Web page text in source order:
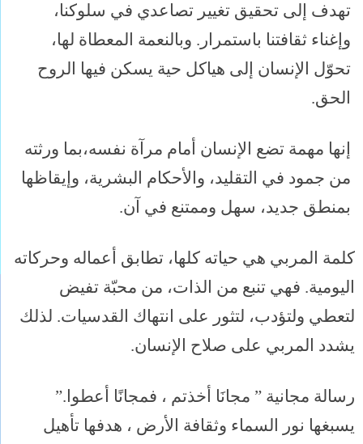
تهدف إلى تحقيق تغيير تصاعدي في سلوكنا،
وإغناء ثقافتنا باستمرار. وبالنعمة المعطاة لها،
تحوّل الإنسان إلى هياكل حية يسكن فيها الروح
الحق.
إنها مهمة تضع الإنسان أمام مرآة نفسه،بما ورثته
من جمود في التقليد، والأحكام البشرية، وإيقاظها
بمنطق جديد، سهل وممتنع في آن.
كلمة المربي هي حياته كلها، تطابق أعماله وحركاته
اليومية. فهي تنبع من الذات، من محبّة تفيض
لتعطي ولتؤدب، لتثور على انتهاك القدسيات. لذلك
يشدد المربي على صلاح الإنسان.
رسالة مجانية ” مجانَا أخذتم ، فمجانًا أعطوا.”
يسبغها نور السماء وثقافة الأرض ، هدفها تأهيل